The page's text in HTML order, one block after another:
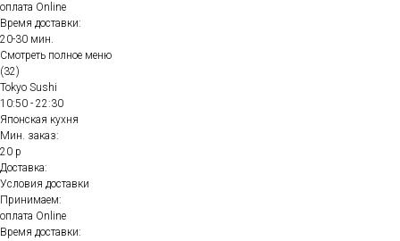
оплата Online
Время доставки:
20-30 мин.
Смотреть полное меню
(32)
Tokyo Sushi
10:50 - 22:30
Японская кухня
Мин. заказ:
20 р
Доставка:
Условия доставки
Принимаем:
оплата Online
Время доставки: